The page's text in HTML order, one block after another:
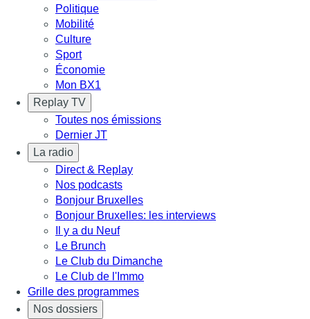
Politique
Mobilité
Culture
Sport
Économie
Mon BX1
Replay TV
Toutes nos émissions
Dernier JT
La radio
Direct & Replay
Nos podcasts
Bonjour Bruxelles
Bonjour Bruxelles: les interviews
Il y a du Neuf
Le Brunch
Le Club du Dimanche
Le Club de l'Immo
Grille des programmes
Nos dossiers